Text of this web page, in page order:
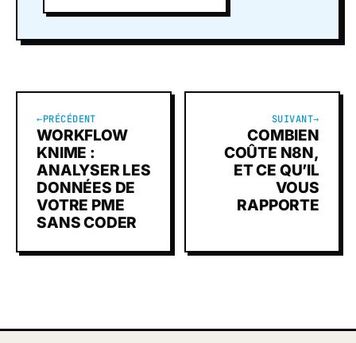
←PRÉCÉDENT
WORKFLOW
KNIME :
ANALYSER LES
DONNÉES DE
VOTRE PME
SANS CODER
SUIVANT→
COMBIEN
COÛTE N8N,
ET CE QU’IL
VOUS
RAPPORTE